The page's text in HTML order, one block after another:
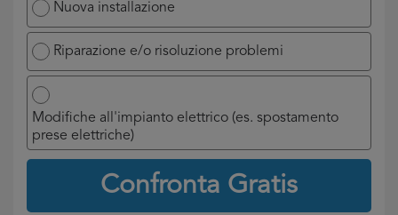
Nuova installazione
Riparazione e/o risoluzione problemi
Modifiche all'impianto elettrico (es. spostamento
prese elettriche)
Confronta Gratis